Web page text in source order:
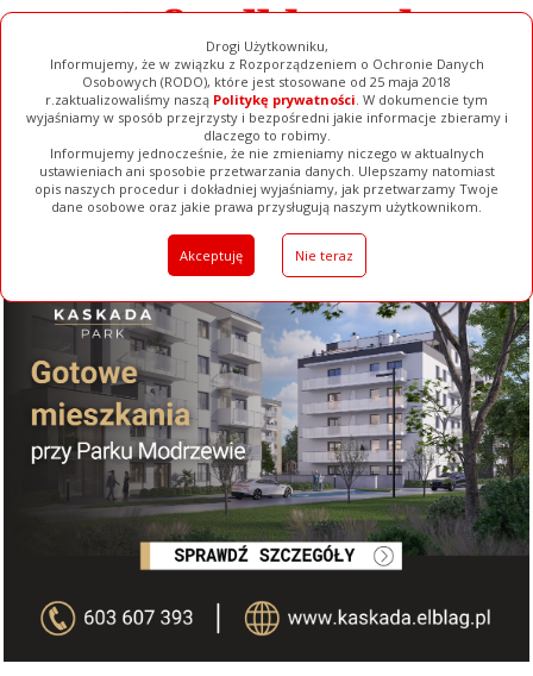
Drogi Użytkowniku,
Informujemy, że w związku z Rozporządzeniem o Ochronie Danych
Osobowych (RODO), które jest stosowane od 25 maja 2018
r.zaktualizowaliśmy naszą Politykę prywatności. W dokumencie tym
wyjaśniamy w sposób przejrzysty i bezpośredni jakie informacje zbieramy i
dlaczego to robimy.
Informujemy jednocześnie, że nie zmieniamy niczego w aktualnych
ustawieniach ani sposobie przetwarzania danych. Ulepszamy natomiast
opis naszych procedur i dokładniej wyjaśniamy, jak przetwarzamy Twoje
dane osobowe oraz jakie prawa przysługują naszym użytkownikom.
Akceptuję Nie teraz
Ogłoszenia Filmy Galerie Baza Firm Pełna Wersja